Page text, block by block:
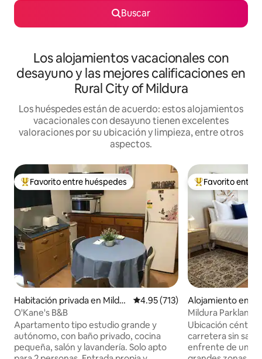
Buscar
Los alojamientos vacacionales con
desayuno y las mejores calificaciones en
Rural City of Mildura
Los huéspedes están de acuerdo: estos alojamientos
vacacionales con desayuno tienen excelentes
valoraciones por su ubicación y limpieza, entre otros
aspectos.
Favorito entre huéspedes preferido
Favorito entre huéspedes
Habitación privada en Mildur
a
Calificación promedio: 4.95 de
4.95 (713)
O'Kane's B&B
Apartamento tipo estudio grande y
autónomo, con baño privado, cocina
pequeña, salón y lavandería. Solo apto
Favorito entre
Favorito entre
Alojamiento en
Mildura
tranquila y
Ubicación
carretera sin
enfrente de un